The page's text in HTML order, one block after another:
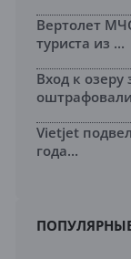
Вертолет
туриста из ...
Вход к озеру
Vietjet
года...